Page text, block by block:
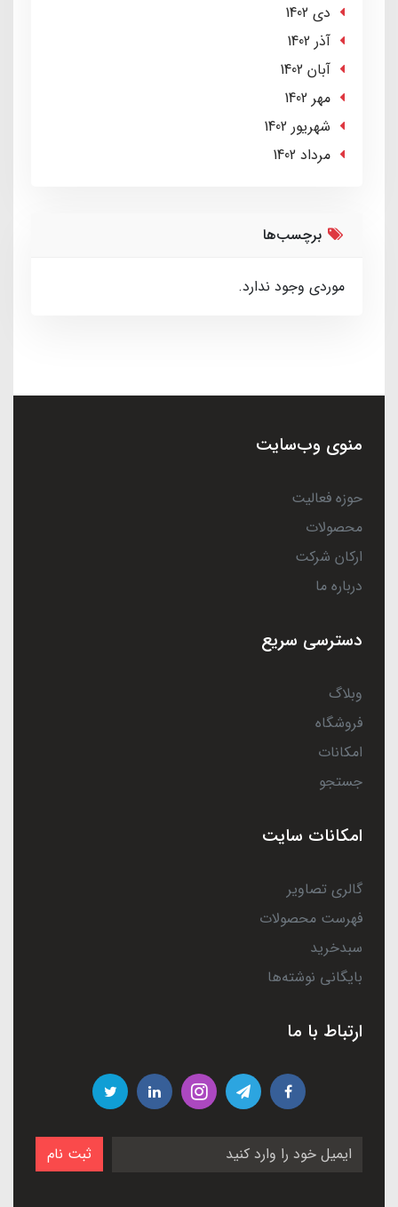
دی 1402
آذر 1402
آبان 1402
مهر 1402
شهریور 1402
مرداد 1402
برچسب‌ها
موردی وجود ندارد.
منوی وب‌سایت
حوزه فعالیت
محصولات
ارکان شرکت
درباره ما
دسترسی سریع
وبلاگ
فروشگاه
امکانات
جستجو
امکانات سایت
گالری تصاویر
فهرست محصولات
سبدخرید
بایگانی نوشته‌ها
ارتباط با ما
ثبت نام